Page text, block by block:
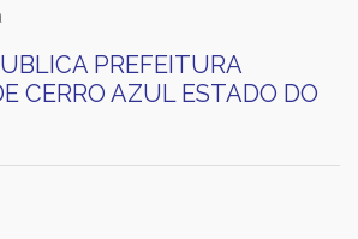
PREFEITURA
CERRO AZUL ESTADO DO